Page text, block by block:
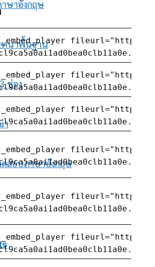
ษาอังกฤษ
นาพื้นฐาน
ช่อง
า
สอบภาษาอังกฤษ